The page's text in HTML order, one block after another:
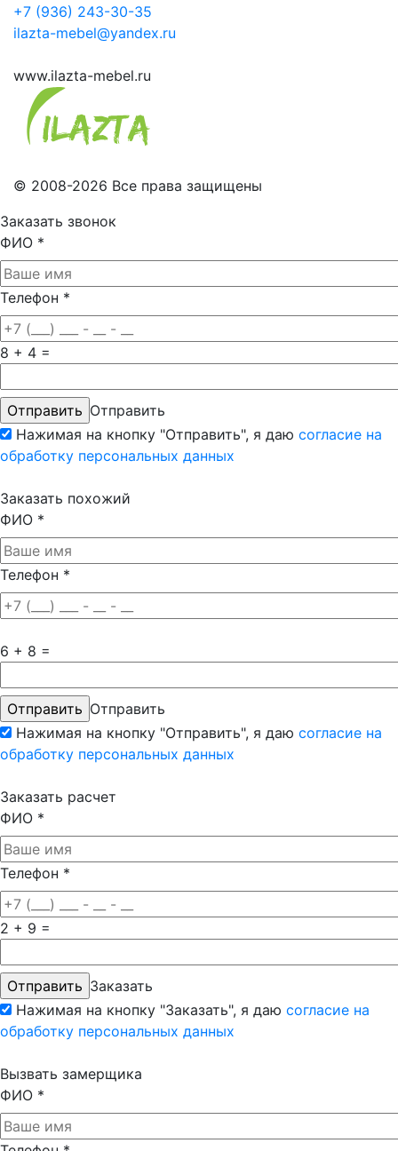
+7 (936) 243-30-35
ilazta-mebel@yandex.ru
www.ilazta-mebel.ru
© 2008-2026 Все права защищены
Заказать звонок
ФИО *
Телефон *
8 + 4 =
Отправить
Нажимая на кнопку "Отправить", я даю согласие на
обработку персональных данных
Заказать похожий
ФИО *
Телефон *
6 + 8 =
Отправить
Нажимая на кнопку "Отправить", я даю согласие на
обработку персональных данных
Заказать расчет
ФИО *
Телефон *
2 + 9 =
Заказать
Нажимая на кнопку "Заказать", я даю согласие на
обработку персональных данных
Вызвать замерщика
ФИО *